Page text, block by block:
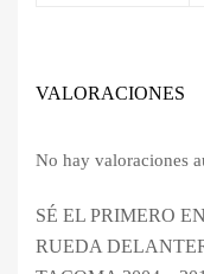
VALORACIONES
No hay valoraciones
SÉ EL PRIMERO
RUEDA